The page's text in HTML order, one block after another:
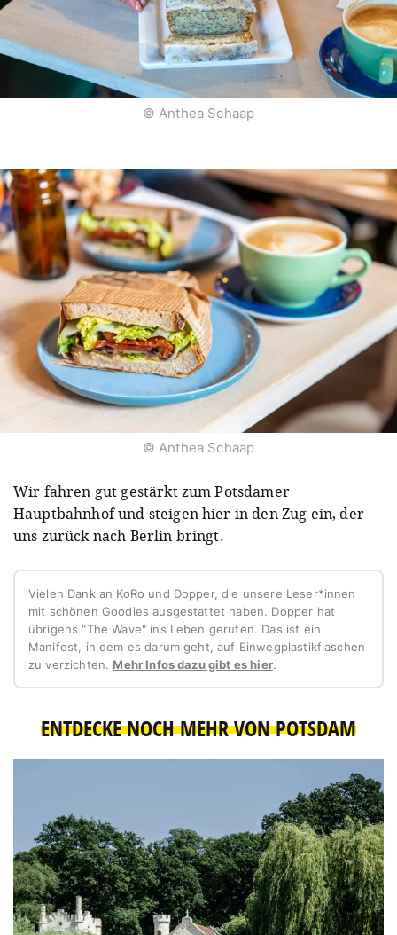
© Anthea Schaap
© Anthea Schaap
Wir fahren gut gestärkt zum Potsdamer
Hauptbahnhof und steigen hier in den Zug ein, der
uns zurück nach Berlin bringt.
Vielen Dank an KoRo und Dopper, die unsere Leser*innen
mit schönen Goodies ausgestattet haben. Dopper hat
übrigens "The Wave" ins Leben gerufen. Das ist ein
Manifest, in dem es darum geht, auf Einwegplastikflaschen
zu verzichten. Mehr Infos dazu gibt es hier.
ENTDECKE NOCH MEHR VON POTSDAM